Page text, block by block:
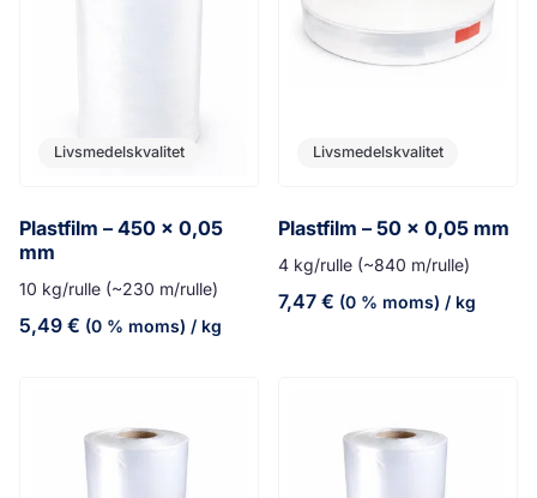
Livsmedelskvalitet
Plastfilm – 450 x 0,05
mm
10 kg/rulle (~230 m/rulle)
5,49 € (0 % moms) / kg
Livsmedelskvalitet
Plastfilm – 50 x 0,05 mm
4 kg/rulle (~840 m/rulle)
7,47 € (0 % moms) / kg